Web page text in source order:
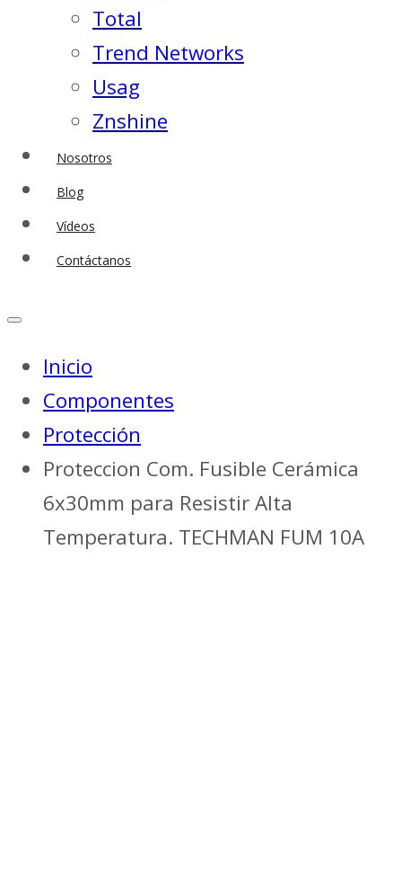
Total
Trend Networks
Usag
Znshine
Nosotros
Blog
Vídeos
Contáctanos
Inicio
Componentes
Protección
Proteccion Com. Fusible Cerámica
6x30mm para Resistir Alta
Temperatura. TECHMAN FUM 10A